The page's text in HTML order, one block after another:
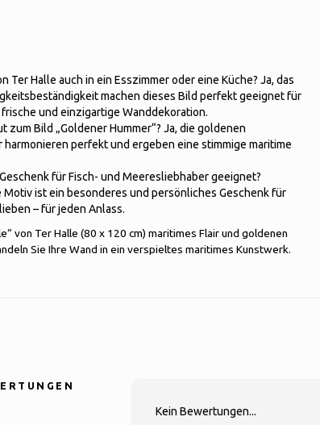
Ter Halle auch in ein Esszimmer oder eine Küche? Ja, das
machen dieses Bild perfekt geeignet für
und einzigartige Wanddekoration.
zum Bild „Goldener Hummer“? Ja, die goldenen
perfekt und ergeben eine stimmige maritime
für Fisch- und Meeresliebhaber geeignet?
ist ein besonderes und persönliches Geschenk für
– für jeden Anlass.
von Ter Halle (80 x 120 cm) maritimes Flair und goldenen
Sie Ihre Wand in ein verspieltes maritimes Kunstwerk.
Kein Bewertungen...